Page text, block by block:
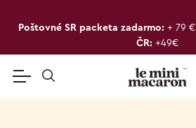
Poštovné SR packeta zadarmo: + 79 €
ČR: +49€